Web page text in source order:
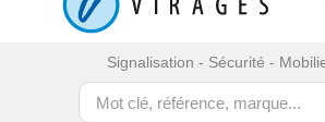
Signalisation - Sécurité -